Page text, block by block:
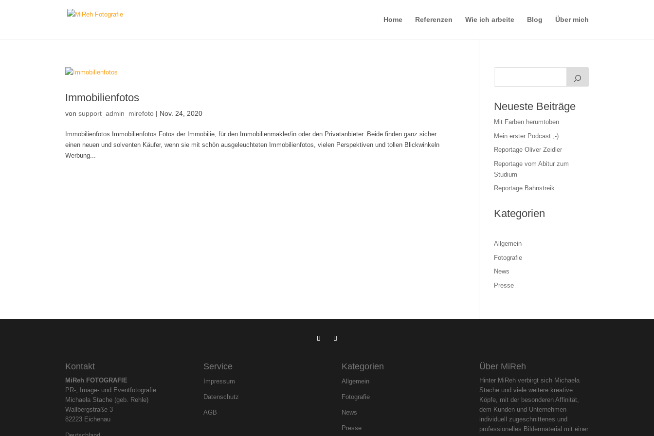
Home Referenzen Wie ich arbeite Blog Über mich
Immobilienfotos
vonsupport_admin_mirefoto | Nov. 24, 2020
Immobilienfotos Immobilienfotos Fotos der Immobilie, für den Immobilienmakler/in oder den Privatanbieter. Beide finden ganz sicher
einen neuen und solventen Käufer, wenn sie mit schön ausgeleuchteten Immobilienfotos, vielen Perspektiven und tollen Blickwinkeln
Werbung...
Neueste Beiträge
Mit Farben herumtoben
Mein erster Podcast ;-)
Reportage Oliver Zeidler
Reportage vom Abitur zum
Studium
Reportage Bahnstreik
Kategorien
Allgemein
Fotografie
News
Presse
Kontakt
MiReh FOTOGRAFIE
PR-, Image- und Eventfotografie
Michaela Stache (geb. Rehle)
Wallbergstraße 3
82223 Eichenau
Service
Impressum
Datenschutz
AGB
Kategorien
Allgemein
Fotografie
News
Presse
Über MiReh
Hinter MiReh verbirgt sich Michaela
Stache und viele weitere kreative
Köpfe, mit der besonderen Affinität,
dem Kunden und Unternehmen
individuell zugeschnittenes und
professionelles Bildermaterial mit einer